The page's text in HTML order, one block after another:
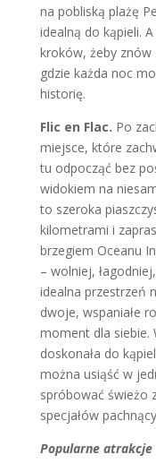
na pobliską plażę
idealną do kąpieli.
kroków, żeby znów
gdzie każda noc
historię.
Flic en Flac. Po
miejsce, które
tu odpocząć bez
widokiem na
to szeroka
kilometrami i
brzegiem Oceanu
– wolniej,
idealna przestrzeń
dwoje, wspaniałe
moment dla siebie.
doskonała do
można usiąść w
spróbować świeżo
specjałów
Popularne